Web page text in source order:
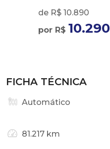
de R$ 10.890
por R$ 10.290
FICHA TÉCNICA
Automático
81.217 km